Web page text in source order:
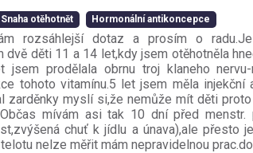
Snaha otěhotnět Hormonální antikoncepce
rozsáhlejší dotaz a prosím o
dvě děti 11 a 14 let,kdy jsem otěhotněla
jsem prodělala obrnu troj klaneho
tohoto vitamínu.5 let jsem měla
zarděnky myslí si,že nemůže mít děti
mívám asi tak 10 dní před
chuť k jídlu a únava),ale přesto
nelze měřit mám nepravidelnou